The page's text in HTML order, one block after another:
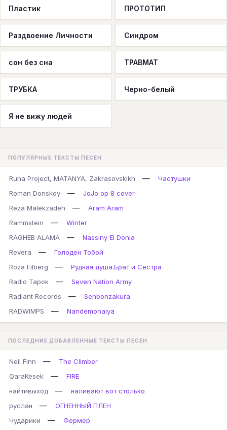
Пластик ПРОТОТИП
Раздвоение Личности Синдром
сон без сна ТРАВМАТ
ТРУБКА Черно-белый
Я не вижу людей
ПОПУЛЯРНЫЕ ТЕКСТЫ ПЕСЕН
Runa Project, MATANYA, Zakrasovskikh —
Частушки
Roman Donskoy
—
JoJo op 8 cover
Reza Malekzadeh
—
Aram Aram
Rammstein
—
Winter
RAGHEB ALAMA
—
Nassiny El Donia
Revera
—
Голоден Тобой
Roza Filberg
—
Рудная душа.Брат и Сестра
Radio Tapok
—
Seven Nation Army
Radiant Records
—
Senbonzakura
RADWIMPS
— Nandemonaiya
ПОСЛЕДНИЕ ДОБАВЛЕННЫЕ ТЕКСТЫ ПЕСЕН
Neil Finn —
The Climber
QaraKesek
—
FIRE
найтивыход
—
наливают вот столько
руслан
—
ОГНЕННЫЙ ПЛЕН
Чударики
— Фермер